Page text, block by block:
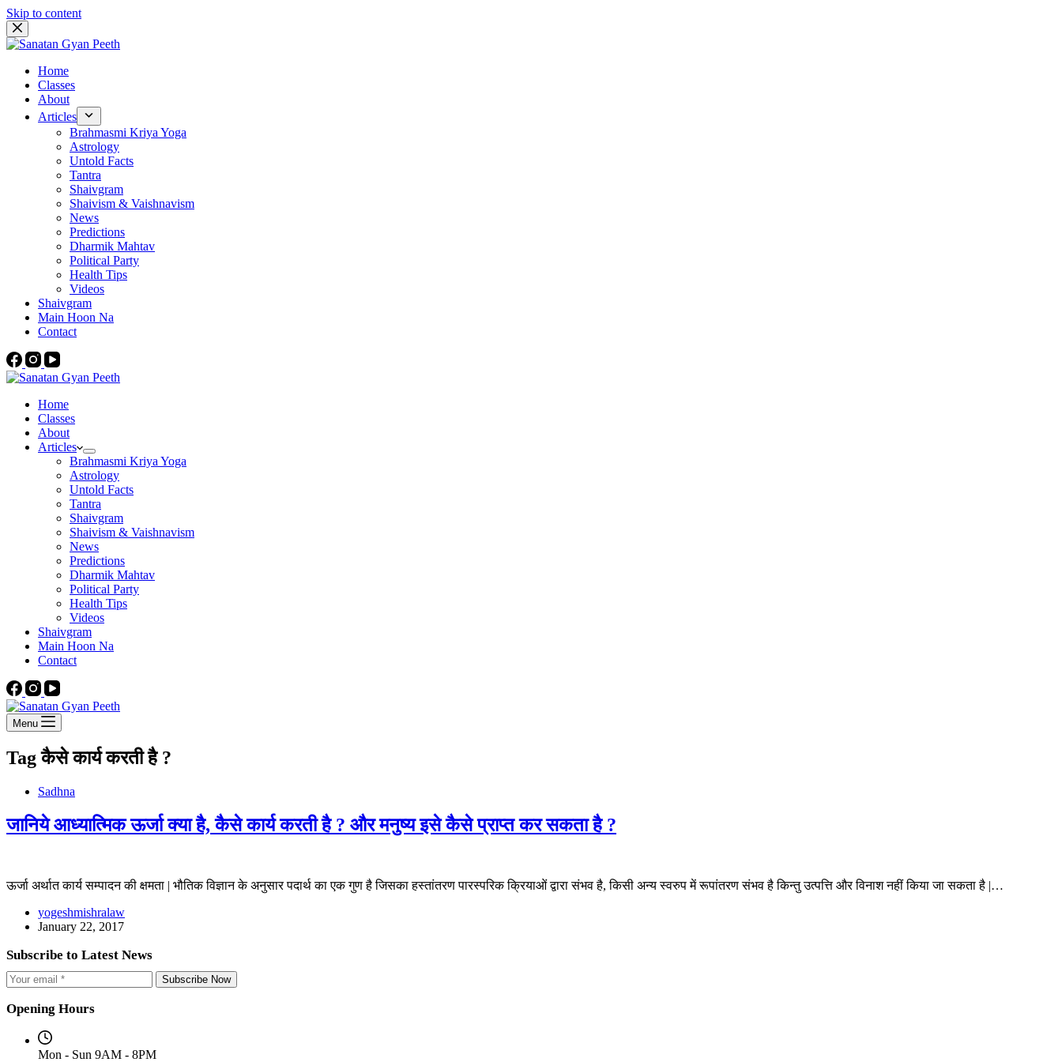
Skip to content
Home
Classes
About
Articles
Brahmasmi Kriya Yoga
Astrology
Untold Facts
Tantra
Shaivgram
Shaivism & Vaishnavism
News
Predictions
Dharmik Mahtav
Political Party
Health Tips
Videos
Shaivgram
Main Hoon Na
Contact
Home
Classes
About
Articles
Brahmasmi Kriya Yoga
Astrology
Untold Facts
Tantra
Shaivgram
Shaivism & Vaishnavism
News
Predictions
Dharmik Mahtav
Political Party
Health Tips
Videos
Shaivgram
Main Hoon Na
Contact
Menu
Tagकैसे कार्य करती है ?
Sadhna
जानिये आध्यात्मिक ऊर्जा क्या है, कैसे कार्य करती है ? और मनुष्य इसे कैसे प्राप्त कर सकता है ?
ऊर्जा अर्थात कार्य सम्पादन की क्षमता | भौतिक विज्ञान के अनुसार पदार्थ का एक गुण है जिसका हस्तांतरण पारस्परिक क्रियाओं द्वारा संभव है, किसी अन्य स्वरुप में रूपांतरण संभव है किन्तु उत्पत्ति और विनाश नहीं किया जा सकता है |…
yogeshmishralaw
January 22, 2017
Subscribe to Latest News
Subscribe Now
Opening Hours
Mon - Sun 9AM - 8PM